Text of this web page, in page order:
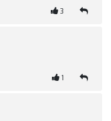
3
1